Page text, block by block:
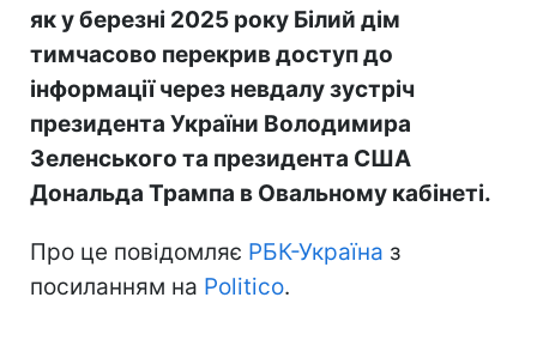
як у березні 2025 року Білий дім
тимчасово перекрив доступ до
інформації через невдалу зустріч
президента України Володимира
Зеленського та президента США
Дональда Трампа в Овальному кабінеті.
Про це повідомляє РБК-Україна з
посиланням на Politico.